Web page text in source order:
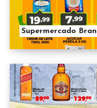
Supermercado